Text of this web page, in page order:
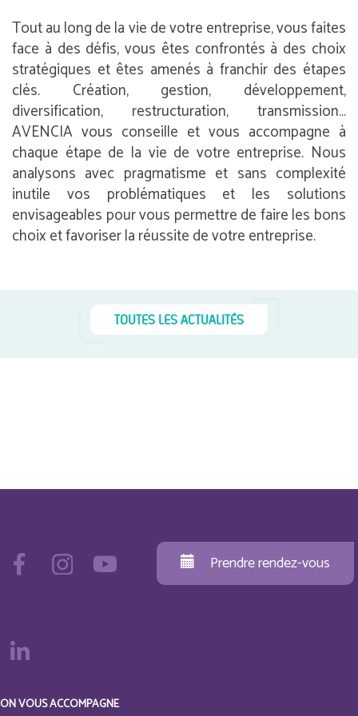
Tout au long de la vie de votre entreprise, vous faites
face à des défis, vous êtes confrontés à des choix
stratégiques et êtes amenés à franchir des étapes
clés. Création, gestion, développement,
diversification, restructuration, transmission…
AVENCIA vous conseille et vous accompagne à
chaque étape de la vie de votre entreprise. Nous
analysons avec pragmatisme et sans complexité
inutile vos problématiques et les solutions
envisageables pour vous permettre de faire les bons
choix et favoriser la réussite de votre entreprise.
TOUTES LES ACTUALITÉS
Prendre rendez-vous
ON VOUS ACCOMPAGNE